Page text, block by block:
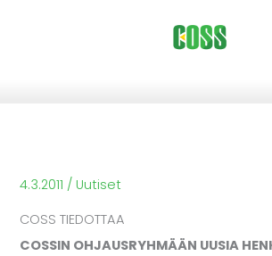
4.3.2011 / Uutiset
COSS TIEDOTTAA
COSSIN OHJAUSRYHMÄÄN UUSIA